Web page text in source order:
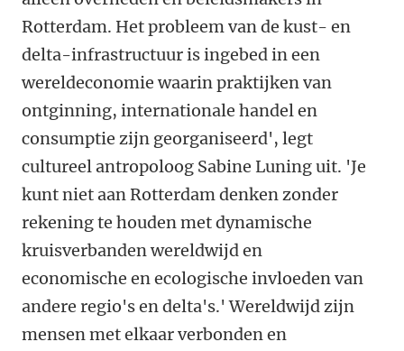
Rotterdam. Het probleem van de kust- en
delta-infrastructuur is ingebed in een
wereldeconomie waarin praktijken van
ontginning, internationale handel en
consumptie zijn georganiseerd', legt
cultureel antropoloog Sabine Luning uit. 'Je
kunt niet aan Rotterdam denken zonder
rekening te houden met dynamische
kruisverbanden wereldwijd en
economische en ecologische invloeden van
andere regio's en delta's.' Wereldwijd zijn
mensen met elkaar verbonden en